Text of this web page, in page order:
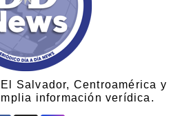
Salvador, Centroamérica y
información verídica.